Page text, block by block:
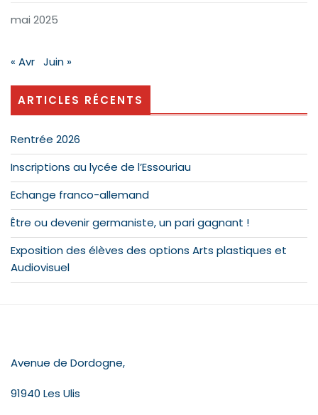
mai 2025
« Avr Juin »
ARTICLES RÉCENTS
Rentrée 2026
Inscriptions au lycée de l’Essouriau
Echange franco-allemand
Être ou devenir germaniste, un pari gagnant !
Exposition des élèves des options Arts plastiques et
Audiovisuel
Avenue de Dordogne,
91940 Les Ulis